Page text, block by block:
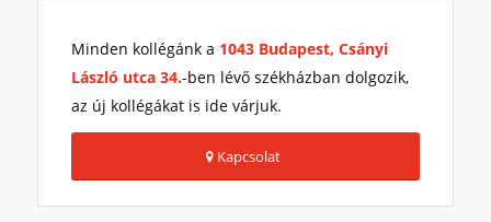
Minden kollégánk a 1043 Budapest, Csányi
László utca 34.-ben lévő székházban dolgozik,
az új kollégákat is ide várjuk.
Kapcsolat